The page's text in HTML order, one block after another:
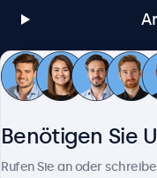
Benötigen Sie
Rufen Sie an oder